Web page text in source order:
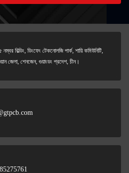
বিল্ডিং, ডিংফেং টেকনোলজি পার্ক, শায়ি কমিউনিটি,
জেলা, শেনজেন, গুয়াংডং প্রদেশ, চীন।